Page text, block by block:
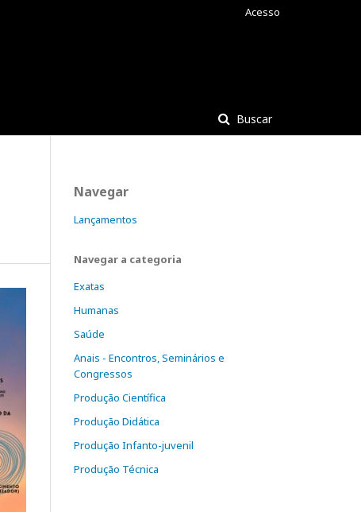
Buscar
Acesso
Navegar
Lançamentos
Navegar a categoria
Exatas
Humanas
Saúde
Anais - Encontros, Seminários e
Congressos
Produção Científica
Produção Didática
Produção Infanto-juvenil
Produção Técnica